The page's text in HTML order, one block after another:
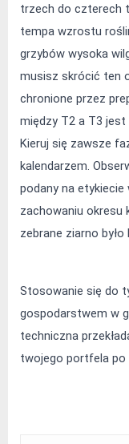
trzech do czterech
tempa wzrostu
grzybów wysoka
musisz skrócić ten
chronione przez
między T2 a T3
Kieruj się zawsze
kalendarzem.
podany na
zachowaniu okresu
zebrane ziarno
Stosowanie się do
gospodarstwem w
techniczna
twojego portfela po